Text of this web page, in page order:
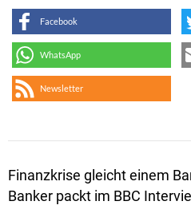
Facebook
WhatsApp
Newsletter
Finanzkrise gleicht einem
Banker packt im BBC